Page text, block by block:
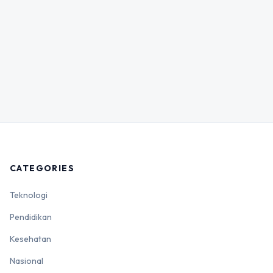
CATEGORIES
Teknologi
Pendidikan
Kesehatan
Nasional